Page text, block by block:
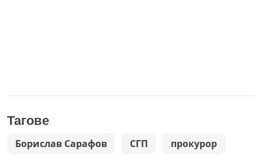
Тагове
Борислав Сарафов СГП прокурор